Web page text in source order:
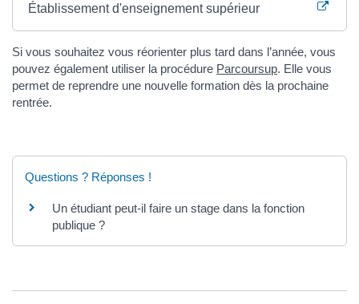
Établissement d'enseignement supérieur
Si vous souhaitez vous réorienter plus tard dans l’année, vous
pouvez également utiliser la procédure Parcoursup. Elle vous
permet de reprendre une nouvelle formation dès la prochaine
rentrée.
Questions ? Réponses !
Un étudiant peut-il faire un stage dans la fonction
publique ?